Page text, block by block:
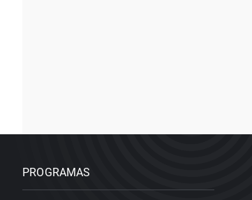
PROGRAMAS